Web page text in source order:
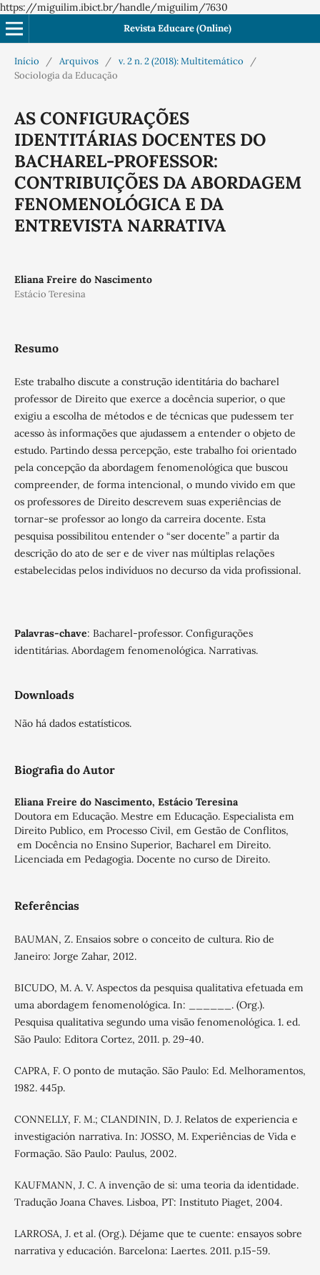
https://miguilim.ibict.br/handle/miguilim/7630
Revista Educare (Online)
Início / Arquivos / v. 2 n. 2 (2018): Multitemático
/
Sociologia da Educação
AS CONFIGURAÇÕES
IDENTITÁRIAS DOCENTES DO
BACHAREL-PROFESSOR:
CONTRIBUIÇÕES DA ABORDAGEM
FENOMENOLÓGICA E DA
ENTREVISTA NARRATIVA
Eliana Freire do Nascimento
Estácio Teresina
Resumo
Este trabalho discute a construção identitária do bacharel
professor de Direito que exerce a docência superior, o que
exigiu a escolha de métodos e de técnicas que pudessem ter
acesso às informações que ajudassem a entender o objeto de
estudo. Partindo dessa percepção, este trabalho foi orientado
pela concepção da abordagem fenomenológica que buscou
compreender, de forma intencional, o mundo vivido em que
os professores de Direito descrevem suas experiências de
tornar-se professor ao longo da carreira docente. Esta
pesquisa possibilitou entender o “ser docente” a partir da
descrição do ato de ser e de viver nas múltiplas relações
estabelecidas pelos indivíduos no decurso da vida profissional.
Palavras-chave: Bacharel-professor. Configurações
identitárias. Abordagem fenomenológica. Narrativas.
Downloads
Não há dados estatísticos.
Biografia do Autor
Eliana Freire do Nascimento, Estácio Teresina
Doutora em Educação. Mestre em Educação. Especialista em
Direito Publico, em Processo Civil, em Gestão de Conflitos,
em Docência no Ensino Superior, Bacharel em Direito.
Licenciada em Pedagogia. Docente no curso de Direito.
Referências
BAUMAN, Z. Ensaios sobre o conceito de cultura. Rio de
Janeiro: Jorge Zahar, 2012.
BICUDO, M. A. V. Aspectos da pesquisa qualitativa efetuada em
uma abordagem fenomenológica. In: ______. (Org.).
Pesquisa qualitativa segundo uma visão fenomenológica. 1. ed.
São Paulo: Editora Cortez, 2011. p. 29-40.
CAPRA, F. O ponto de mutação. São Paulo: Ed. Melhoramentos,
1982. 445p.
CONNELLY, F. M.; CLANDININ, D. J. Relatos de experiencia e
investigación narrativa. In: JOSSO, M. Experiências de Vida e
Formação. São Paulo: Paulus, 2002.
KAUFMANN, J. C. A invenção de si: uma teoria da identidade.
Tradução Joana Chaves. Lisboa, PT: Instituto Piaget, 2004.
LARROSA, J. et al. (Org.). Déjame que te cuente: ensayos sobre
narrativa y educación. Barcelona: Laertes. 2011. p.15-59.